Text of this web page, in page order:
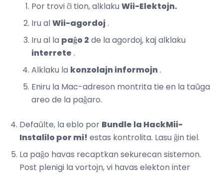
Por trovi ĉi tion, alklaku Wii-Elektojn.
Iru alWii-agordoj.
Iru al la paĝo 2 de la agordoj, kaj alklaku
interrete .
Alklaku la konzolajn informojn.
Eniru la Mac-adreson montrita tie en la taŭga
areo de la paĝaro.
Defaŭlte, la eblo por Bundle la HackMii-
Instalilo por mi! estas kontrolita. Lasu ĝin tiel.
La paĝo havas recaptkan sekurecan sistemon.
Post plenigi la vortojn, vi havas elekton inter